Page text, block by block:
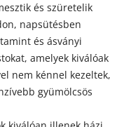
és szüretelik
napsütésben
és ásványi
amelyek kiválóak
nem kénnel kezeltek,
gyümölcsös